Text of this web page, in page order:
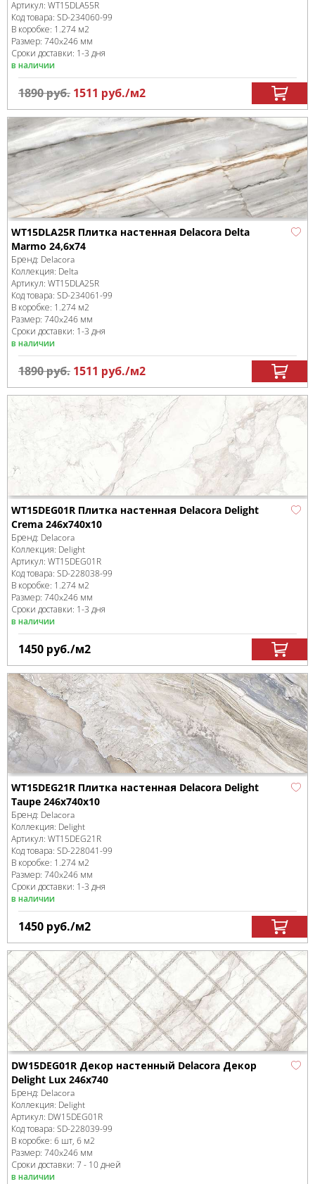
Артикул: WT15DLA55R
Код товара: SD-234060-99
В коробке: 1.274 м2
Размер: 740x246 мм
Сроки доставки: 1-3 дня
в наличии
1890руб. 1511 руб./м2
WT15DLA25R Плитка настенная Delacora Delta
Marmo 24,6x74
Бренд: Delacora
Коллекция: Delta
Артикул: WT15DLA25R
Код товара: SD-234061-99
В коробке: 1.274 м2
Размер: 740x246 мм
Сроки доставки: 1-3 дня
в наличии
1890руб. 1511 руб./м2
WT15DEG01R Плитка настенная Delacora Delight
Crema 246x740x10
Бренд: Delacora
Коллекция: Delight
Артикул: WT15DEG01R
Код товара: SD-228038-99
В коробке: 1.274 м2
Размер: 740x246 мм
Сроки доставки: 1-3 дня
в наличии
1450 руб./м2
WT15DEG21R Плитка настенная Delacora Delight
Taupe 246x740x10
Бренд: Delacora
Коллекция: Delight
Артикул: WT15DEG21R
Код товара: SD-228041-99
В коробке: 1.274 м2
Размер: 740x246 мм
Сроки доставки: 1-3 дня
в наличии
1450 руб./м2
DW15DEG01R Декор настенный Delacora Декор
Delight Lux 246x740
Бренд: Delacora
Коллекция: Delight
Артикул: DW15DEG01R
Код товара: SD-228039-99
В коробке: 6 шт, 6 м2
Размер: 740x246 мм
Сроки доставки: 7 - 10 дней
в наличии